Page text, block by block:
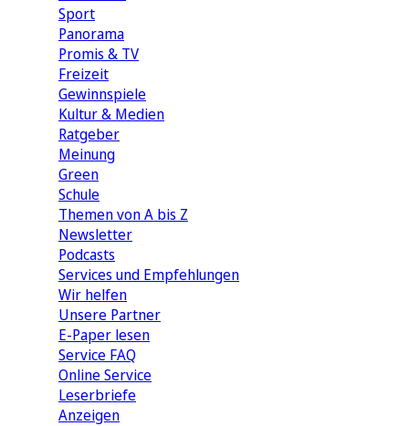
Sport
Panorama
Promis & TV
Freizeit
Gewinnspiele
Kultur & Medien
Ratgeber
Meinung
Green
Schule
Themen von A bis Z
Newsletter
Podcasts
Services und Empfehlungen
Wir helfen
Unsere Partner
E-Paper lesen
Service FAQ
Online Service
Leserbriefe
Anzeigen